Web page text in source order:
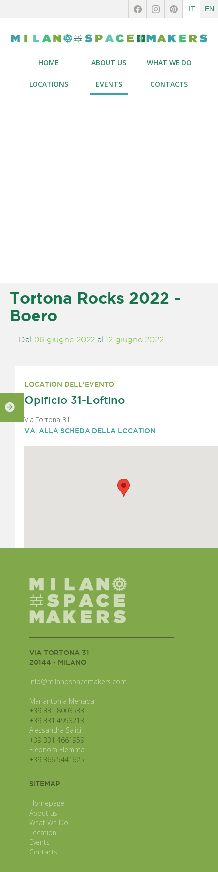
IT EN
HOME ABOUT US WHAT WE DO
LOCATIONS EVENTS CONTACTS
Tortona Rocks 2022 -
Boero
— Dal 06 giugno 2022 al 12 giugno 2022
LOCATION DELL'EVENTO
Opificio 31-Loftino
Via Tortona 31
VAI ALLA SCHEDA DELLA LOCATION
VIA TORTONA 31
20144 - MILANO
info@milanospacemakers.com
Mariantonia Menada
+39 335 8003533
+39 331 4953213
Alessandra Salici
+39 331 4661959
Eleonora Flemma
+39 366 5441625
SITEMAP
Homepage
About us
What We Do
Location
Events
Contacts